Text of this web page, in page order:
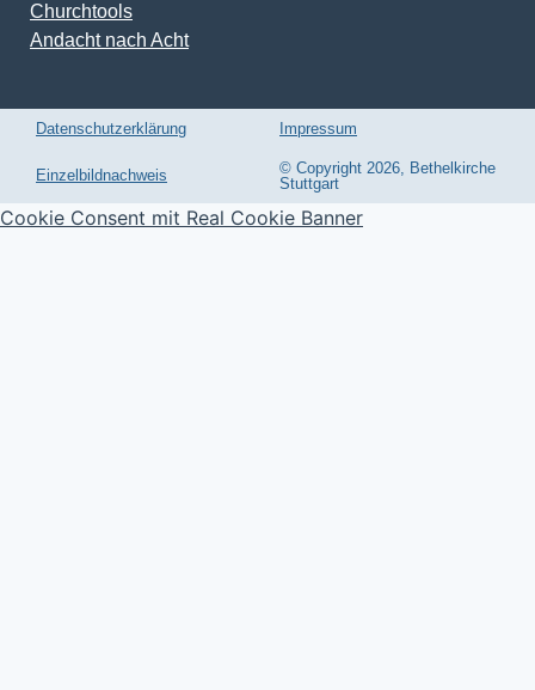
Churchtools
Andacht nach Acht
Datenschutzerklärung Impressum
Einzelbildnachweis
© Copyright 2026, Bethelkirche
Stuttgart
Cookie Consent mit Real Cookie Banner